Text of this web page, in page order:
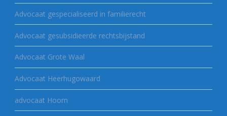
Advocaat gespecialiseerd in familierecht
Advocaat gesubsidieerde rechtsbijstand
Advocaat Grote Waal
Advocaat Heerhugowaard
advocaat Hoorn